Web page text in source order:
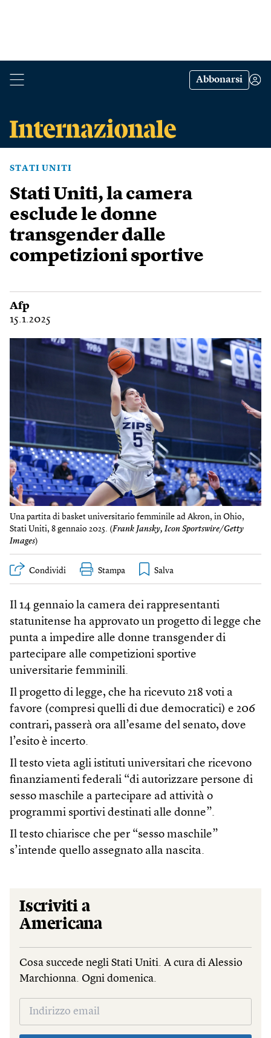
Abbonarsi
STATI UNITI
Stati Uniti, la camera
esclude le donne
transgender dalle
competizioni sportive
Afp
15.1.2025
Una partita di basket universitario femminile ad Akron, in Ohio,
Stati Uniti, 8 gennaio 2025. (Frank Jansky, Icon Sportswire/Getty
Images)
Condividi Stampa
Il 14 gennaio la camera dei rappresentanti
statunitense ha approvato un progetto di legge che
punta a impedire alle donne transgender di
partecipare alle competizioni sportive
universitarie femminili.
Il progetto di legge, che ha ricevuto 218 voti a
favore (compresi quelli di due democratici) e 206
contrari, passerà ora all’esame del senato, dove
l’esito è incerto.
Il testo vieta agli istituti universitari che ricevono
finanziamenti federali “di autorizzare persone di
sesso maschile a partecipare ad attività o
programmi sportivi destinati alle donne”.
Il testo chiarisce che per “sesso maschile”
s’intende quello assegnato alla nascita.
Iscriviti a
Americana
Cosa succede negli Stati Uniti. A cura di Alessio
Marchionna. Ogni domenica.